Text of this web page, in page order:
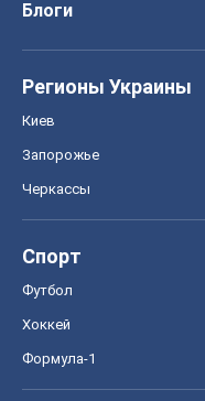
Блоги
Регионы Украины
Киев
Запорожье
Черкассы
Спорт
Футбол
Хоккей
Формула-1